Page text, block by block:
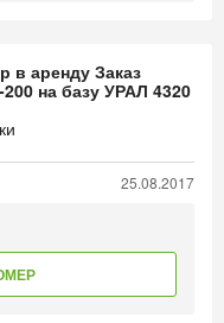
в аренду Заказ
на базу УРАЛ 4320
25.08.2017